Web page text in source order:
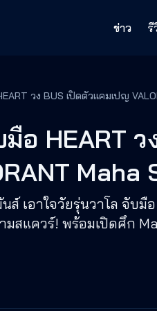
ข่าว รี
วง BUS เปิดตัวแคมเปญ
อ HEART ว
Maha
ส์ เอาใจวัยรุ่นวาโล จับมื
สแควร์! พร้อมเปิดศึก